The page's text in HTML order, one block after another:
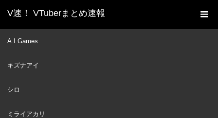
V速！ VTuberまとめ速報
A.I.Games
キズナアイ
シロ
ミライアカリ
ホーム
新着動画一覧
Graduation
APR